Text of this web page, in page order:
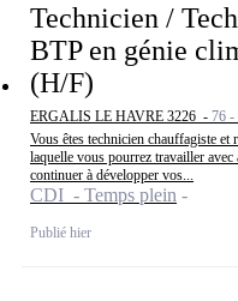
Technicien /
BTP en génie
(H/F)
ERGALIS LE HAVRE 3226 - 76
Vous êtes technicien chauffagiste et
laquelle vous pourrez travailler avec
continuer à développer vos...
CDI - Temps plein
Publié hier